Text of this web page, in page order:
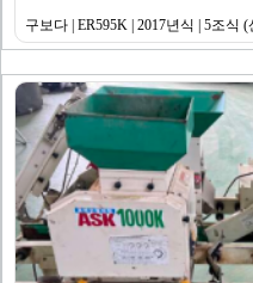
구보다 | ER595K | 2017년식 | 5조식